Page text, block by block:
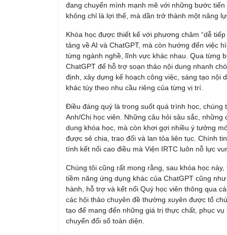
đang chuyển mình mạnh mẽ với những bước
không chỉ là lợi thế, mà dần trở thành một năng
Khóa học được thiết kế với phương châm “dễ
tảng về AI và ChatGPT, mà còn hướng đến việc
từng ngành nghề, lĩnh vực khác nhau. Qua từng
ChatGPT để hỗ trợ soạn thảo nội dung nhanh
định, xây dựng kế hoạch công việc, sáng tạo nội
khác tùy theo nhu cầu riêng của từng vị trí.
Điều đáng quý là trong suốt quá trình học,
Anh/Chị học viên. Những câu hỏi sâu sắc,
dung khóa học, mà còn khơi gợi nhiều ý tưởng
được sẻ chia, trao đổi và lan tỏa liên tục. Chính
tính kết nối cao điều mà Viện IRTC luôn nỗ lực
Chúng tôi cũng rất mong rằng, sau khóa học
tiềm năng ứng dụng khác của ChatGPT cũng
hành, hỗ trợ và kết nối Quý học viên thông qua
các hội thảo chuyên đề thường xuyên được tổ
tạo để mang đến những giá trị thực chất, phục
chuyển đổi số toàn diện.